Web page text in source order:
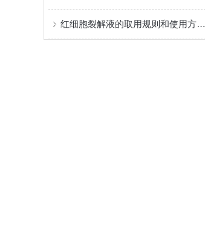
红细胞裂解液的取用规则和使用方法说明